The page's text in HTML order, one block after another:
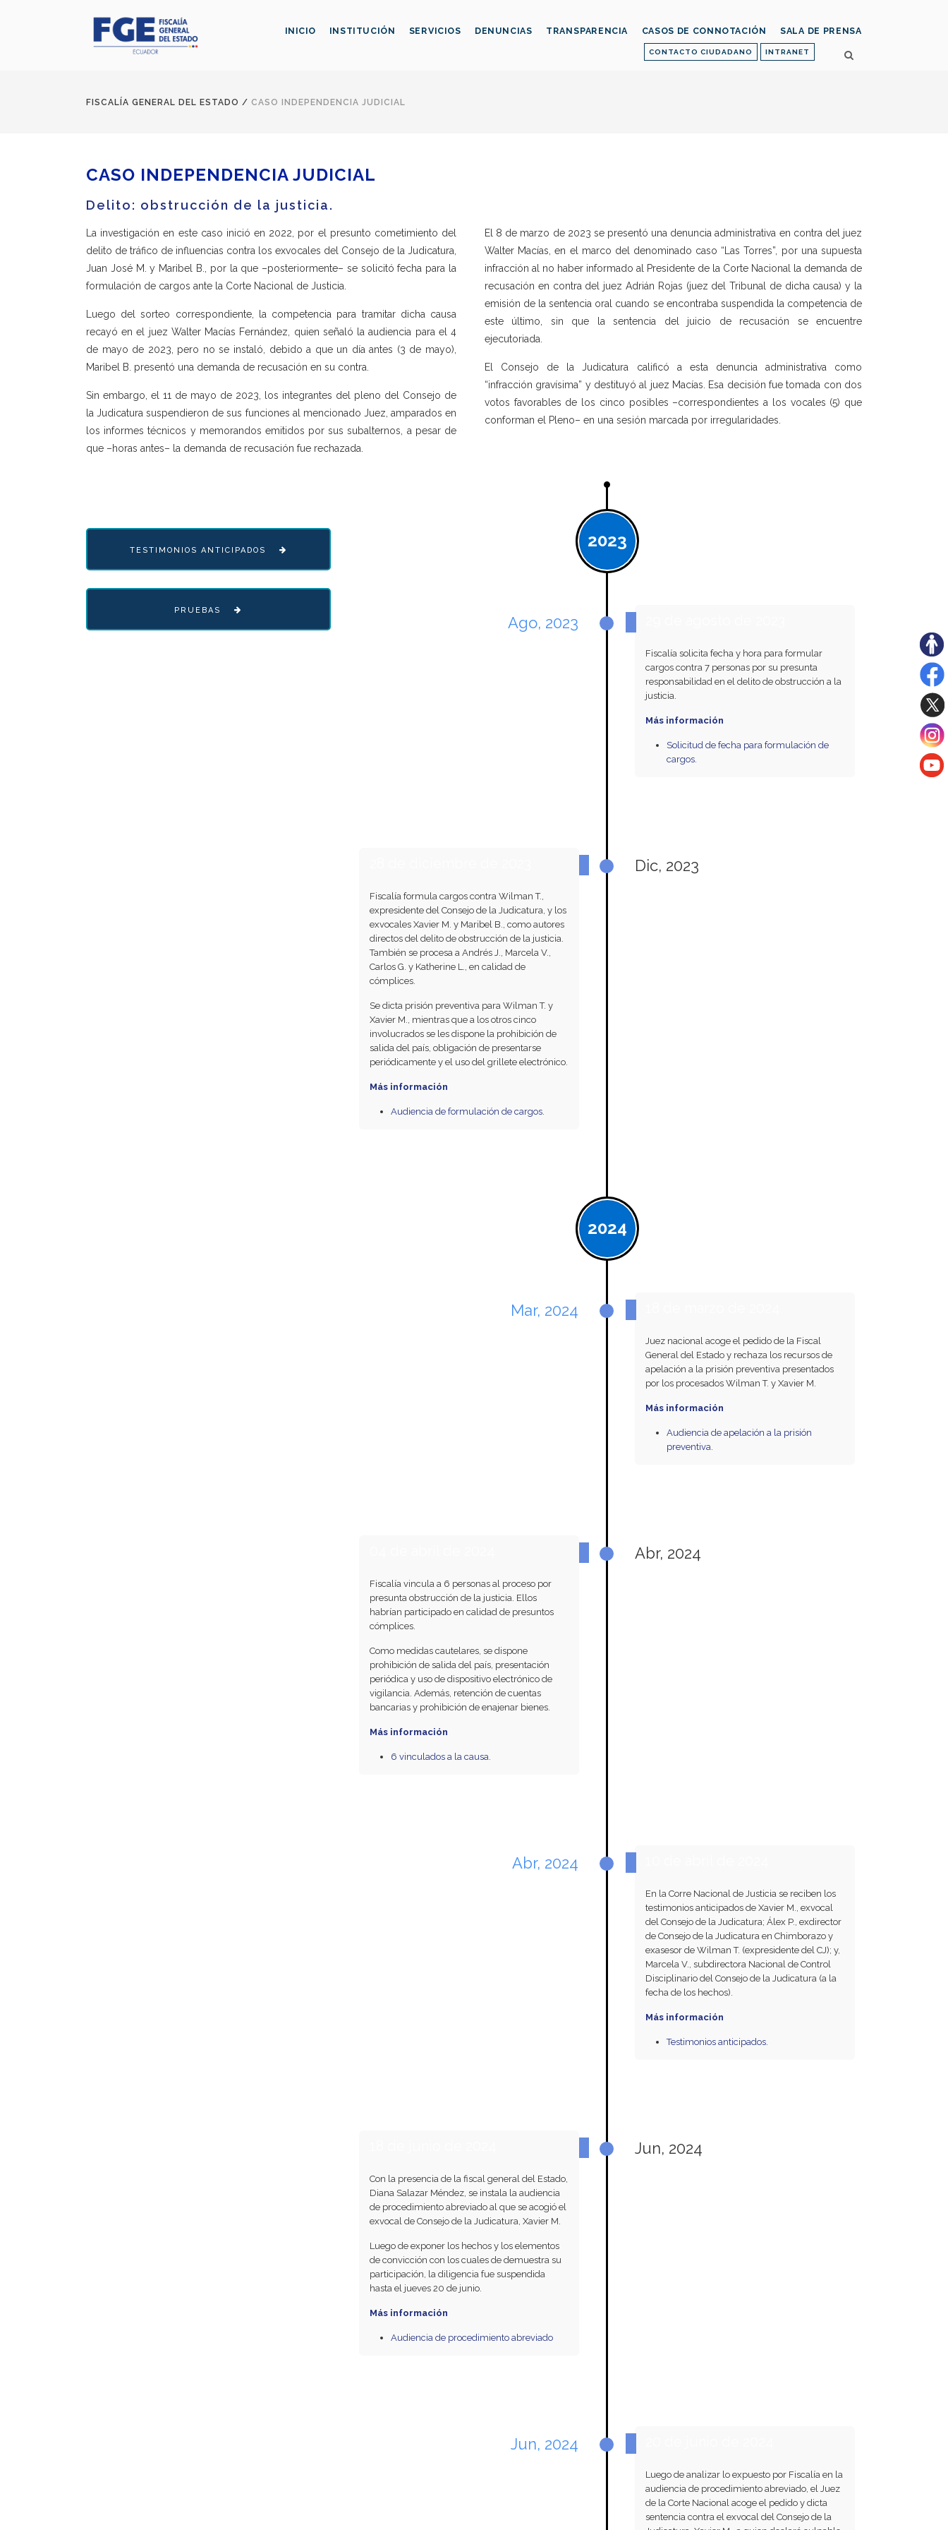
CONTACTO CIUDADANO INTRANET
INICIO INSTITUCIÓN SERVICIOS DENUNCIAS TRANSPARENCIA CASOS DE CONNOTACIÓN SALA DE PRENSA
FISCALÍA GENERAL DEL ESTADO / CASO INDEPENDENCIA JUDICIAL
CASO INDEPENDENCIA JUDICIAL
Delito: obstrucción de la justicia.
La investigación en este caso inició en 2022, por el presunto cometimiento del
delito de tráfico de influencias contra los exvocales del Consejo de la Judicatura,
Juan José M. y Maribel B., por la que –posteriormente– se solicitó fecha para la
formulación de cargos ante la Corte Nacional de Justicia.
Luego del sorteo correspondiente, la competencia para tramitar dicha causa
recayó en el juez Walter Macías Fernández, quien señaló la audiencia para el 4
de mayo de 2023, pero no se instaló, debido a que un día antes (3 de mayo),
Maribel B. presentó una demanda de recusación en su contra.
Sin embargo, el 11 de mayo de 2023, los integrantes del pleno del Consejo de
la Judicatura suspendieron de sus funciones al mencionado Juez, amparados en
los informes técnicos y memorandos emitidos por sus subalternos, a pesar de
que –horas antes– la demanda de recusación fue rechazada.
El 8 de marzo de 2023 se presentó una denuncia administrativa en contra del juez
Walter Macías, en el marco del denominado caso “Las Torres”, por una supuesta
infracción al no haber informado al Presidente de la Corte Nacional la demanda de
recusación en contra del juez Adrián Rojas (juez del Tribunal de dicha causa) y la
emisión de la sentencia oral cuando se encontraba suspendida la competencia de
este último, sin que la sentencia del juicio de recusación se encuentre
ejecutoriada.
El Consejo de la Judicatura calificó a esta denuncia administrativa como
“infracción gravísima” y destituyó al juez Macías. Esa decisión fue tomada con dos
votos favorables de los cinco posibles –correspondientes a los vocales (5) que
conforman el Pleno– en una sesión marcada por irregularidades.
TESTIMONIOS ANTICIPADOS
PRUEBAS
2023
Ago, 2023
Fiscalía solicita fecha y hora para formular
cargos contra 7 personas por su presunta
responsabilidad en el delito de obstrucción a la
justicia.
Más información
Solicitud de fecha para formulación de
cargos.
Dic, 2023
Fiscalía formula cargos contra Wilman T.,
expresidente del Consejo de la Judicatura, y los
exvocales Xavier M. y Maribel B., como autores
directos del delito de obstrucción de la justicia.
También se procesa a Andrés J., Marcela V.,
Carlos G. y Katherine L., en calidad de
cómplices.
Se dicta prisión preventiva para Wilman T. y
Xavier M., mientras que a los otros cinco
involucrados se les dispone la prohibición de
salida del país, obligación de presentarse
periódicamente y el uso del grillete electrónico.
Más información
Audiencia de formulación de cargos.
2024
Mar, 2024
Juez nacional acoge el pedido de la Fiscal
General del Estado y rechaza los recursos de
apelación a la prisión preventiva presentados
por los procesados Wilman T. y Xavier M.
Más información
Audiencia de apelación a la prisión
preventiva.
Abr, 2024
Fiscalía vincula a 6 personas al proceso por
presunta obstrucción de la justicia. Ellos
habrían participado en calidad de presuntos
cómplices.
Como medidas cautelares, se dispone
prohibición de salida del país, presentación
periódica y uso de dispositivo electrónico de
vigilancia. Además, retención de cuentas
bancarias y prohibición de enajenar bienes.
Más información
6 vinculados a la causa.
Abr, 2024
En la Corre Nacional de Justicia se reciben los
testimonios anticipados de Xavier M., exvocal
del Consejo de la Judicatura; Álex P., exdirector
de Consejo de la Judicatura en Chimborazo y
exasesor de Wilman T. (expresidente del CJ); y,
Marcela V., subdirectora Nacional de Control
Disciplinario del Consejo de la Judicatura (a la
fecha de los hechos).
Más información
Testimonios anticipados.
Jun, 2024
Con la presencia de la fiscal general del Estado,
Diana Salazar Méndez, se instala la audiencia
de procedimiento abreviado al que se acogió el
exvocal de Consejo de la Judicatura, Xavier M.
Luego de exponer los hechos y los elementos
de convicción con los cuales de demuestra su
participación, la diligencia fue suspendida
hasta el jueves 20 de junio.
Más información
Audiencia de procedimiento abreviado
Jun, 2024
Luego de analizar lo expuesto por Fiscalía en la
audiencia de procedimiento abreviado, el Juez
de la Corte Nacional acoge el pedido y dicta
sentencia contra el exvocal del Consejo de la